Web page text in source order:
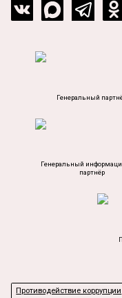
Генеральный
Генеральный
партнёр
Противодействие коррупции